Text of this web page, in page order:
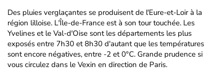
Des pluies verglaçantes se produisent de l'Eure-et-Loir à la
région lilloise. L'Île-de-France est à son tour touchée. Les
Yvelines et le Val-d'Oise sont les départements les plus
exposés entre 7h30 et 8h30 d'autant que les températures
sont encore négatives, entre -2 et 0°C. Grande prudence si
vous circulez dans le Vexin en direction de Paris.